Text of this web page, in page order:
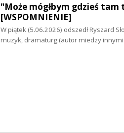
"Może mógłbym gdzieś tam
[WSPOMNIENIE]
W piątek (5.06.2026) odszedł Ryszard
muzyk, dramaturg (autor miedzy